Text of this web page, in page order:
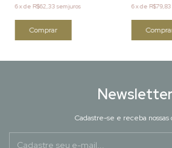
6xde R$62,33 sem juros 6xde R$79,83
Newsletter
Cadastre-se e receba nossas